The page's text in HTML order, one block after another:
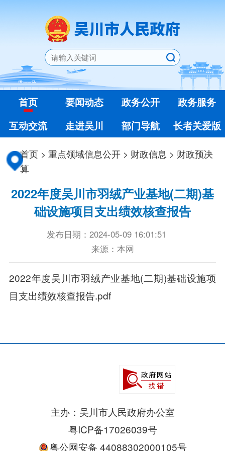
首页 要闻动态 政务公开
政务服务
互动交流
走进吴川 部门导航 长者关爱版
首页 >重点领域信息公开 > 财政信息 > 财政预决
算
2022年度吴川市羽绒产业基地(二期)基
础设施项目支出绩效核查报告
发布日期：2024-05-09 16:01:51
来源：本网
2022年度吴川市羽绒产业基地(二期)基础设施项
目支出绩效核查报告.pdf
主办：吴川市人民政府办公室
粤ICP备17026039号
粤公网安备 44088302000105号